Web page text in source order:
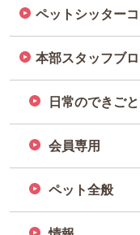
ペットシッター
本部スタッフブ
日常のできごと
会員専用
ペット全般